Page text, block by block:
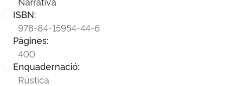
ISBN:
978-84-15954-44-6
Pàgines:
400
Enquadernació:
Rústica